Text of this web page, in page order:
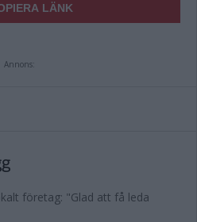
LÄNK
Annons:
företag: "Glad att få leda